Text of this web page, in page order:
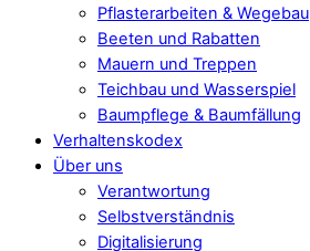
Pflasterarbeiten & Wegebau
Beeten und Rabatten
Mauern und Treppen
Teichbau und Wasserspiel
Baumpflege & Baumfällung
Verhaltenskodex
Über uns
Verantwortung
Selbstverständnis
Digitalisierung